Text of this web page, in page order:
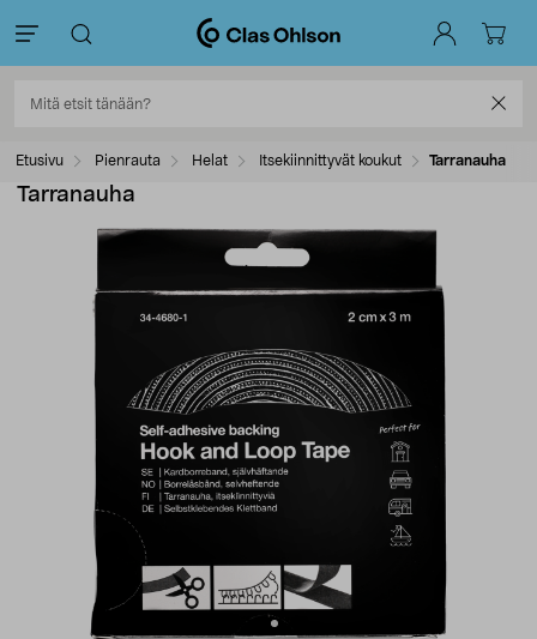
Etusivu Pienrauta Helat Itsekiinnittyvät koukut Tarranauha
Tarranauha